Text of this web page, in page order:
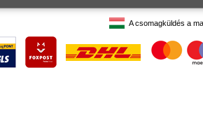
A csomagküldés a